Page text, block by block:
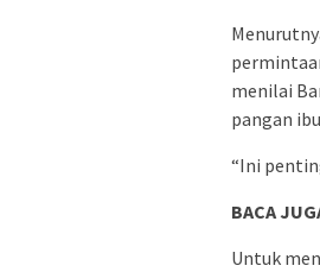
menilai
pangan
“Ini
BACA
Untuk